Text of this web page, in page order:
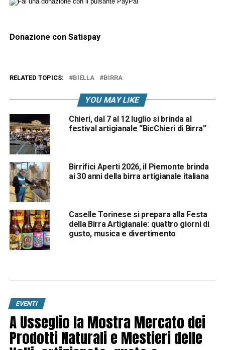
Donazione con Satispay
RELATED TOPICS: BIELLA BIRRA
YOU MAY LIKE
Chieri, dal 7 al 12 luglio si brinda al
festival artigianale “BicChieri di Birra”
Birrifici Aperti 2026, il Piemonte brinda
ai 30 anni della birra artigianale italiana
Caselle Torinese si prepara alla Festa
della Birra Artigianale: quattro giorni di
gusto, musica e divertimento
EVENTI
A Usseglio la Mostra Mercato dei
Prodotti Naturali e Mestieri delle